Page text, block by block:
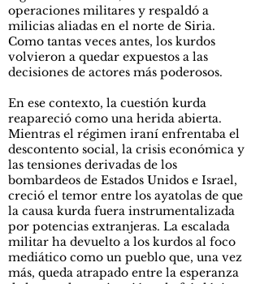
operaciones militares y respaldó a
milicias aliadas en el norte de Siria.
Como tantas veces antes, los kurdos
volvieron a quedar expuestos a las
decisiones de actores más poderosos.
En ese contexto, la cuestión kurda
reapareció como una herida abierta.
Mientras el régimen iraní enfrentaba el
descontento social, la crisis económica y
las tensiones derivadas de los
bombardeos de Estados Unidos e Israel,
creció el temor entre los ayatolas de que
la causa kurda fuera instrumentalizada
por potencias extranjeras. La escalada
militar ha devuelto a los kurdos al foco
mediático como un pueblo que, una vez
más, queda atrapado entre la esperanza